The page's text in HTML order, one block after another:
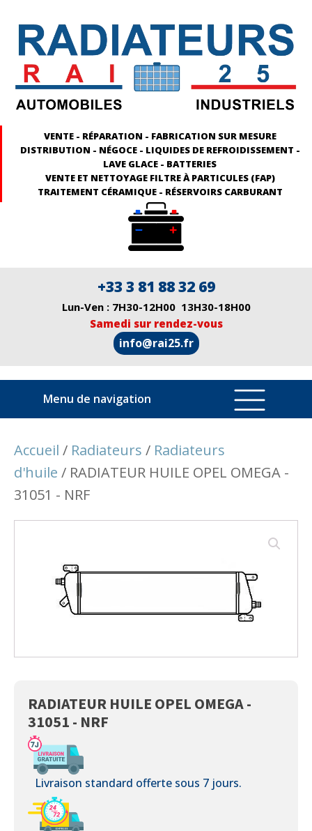
VENTE - RÉPARATION - FABRICATION SUR MESURE
DISTRIBUTION - NÉGOCE - LIQUIDES DE REFROIDISSEMENT -
LAVE GLACE - BATTERIES
VENTE ET NETTOYAGE FILTRE À PARTICULES (FAP)
TRAITEMENT CÉRAMIQUE - RÉSERVOIRS CARBURANT
+33 3 81 88 32 69
Lun-Ven : 7H30-12H00 13H30-18H00
Samedi sur rendez-vous
info@rai25.fr
Menu de navigation
Accueil / Radiateurs / Radiateurs
d'huile / RADIATEUR HUILE OPEL OMEGA -
31051 - NRF
RADIATEUR HUILE OPEL OMEGA -
31051 - NRF
Livraison standard offerte sous 7 jours.